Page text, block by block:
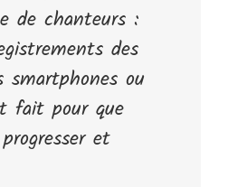
de chanteurs :
des
ou
fait pour que
et